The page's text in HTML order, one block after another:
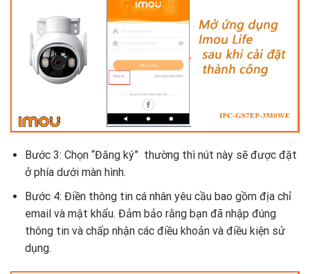
Bước 3: Chọn “Đăng ký” thường thì nút này sẽ được đặt
ở phía dưới màn hình.
Bước 4: Điền thông tin cá nhân yêu cầu bao gồm địa chỉ
email và mật khẩu. Đảm bảo rằng bạn đã nhập đúng
thông tin và chấp nhận các điều khoản và điều kiện sử
dụng.